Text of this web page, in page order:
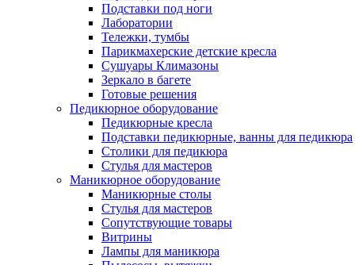
Подставки под ноги
Лаборатории
Тележки, тумбы
Парикмахерские детские кресла
Сушуары Климазоны
Зеркало в багете
Готовые решения
Педикюрное оборудование
Педикюрные кресла
Подставки педикюрные, ванны для педикюра
Столики для педикюра
Стулья для мастеров
Маникюрное оборудование
Маникюрные столы
Стулья для мастеров
Сопутствующие товары
Витрины
Лампы для маникюра